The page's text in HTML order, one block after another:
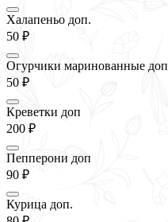
Халапеньо доп.
50 ₽
Огурчики маринованные доп
50 ₽
Креветки доп
200 ₽
Пепперони доп
90 ₽
Курица доп.